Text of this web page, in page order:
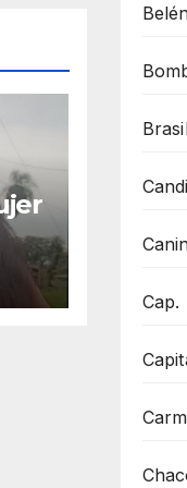
Cap.